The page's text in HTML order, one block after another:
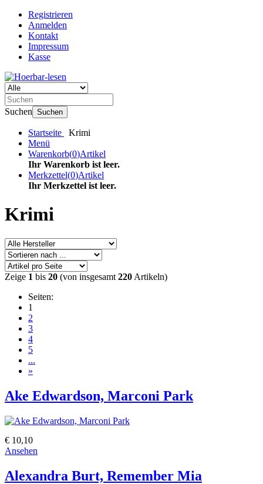
Registrieren
Anmelden
Kontakt
Impressum
Kasse
Suchen Suchen
Startseite
Krimi
Menü
Warenkorb(0)Artikel
Ihr Warenkorb ist leer.
Merkzettel(0)Artikel
Ihr Merkzettel ist leer.
Krimi
Zeige 1 bis 20 (von insgesamt 220 Artikeln)
Seiten:
1
2
3
4
5
...
»
Ake Edwardson, Marconi Park
€ 10,10
Ansehen
Alexandra Burt, Remember Mia